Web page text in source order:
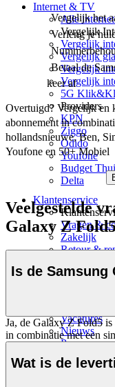
Internet & TV
Alle
Vergelijk
Vergelijk
Vergelijk
Vergelijk
Vergelijk
5G
Providers
KPN
Ziggo
Odido
Youfone
Budget
Delta
Klantenservice
Vragen &
Zakelijk
Retour &
Vacatures
Nieuws
Pers
Vergelijk het
Verleng je
Betaal de
keer af
Overtuigd? Vergelijk en
abonnement in
hollandsnieuwe, Ben,
Youfone en 50+ Mobiel
Veelgestelde
Galaxy Z
Is de
Ja, de Galaxy Z Fold5
in combinatie met een
Wat is de